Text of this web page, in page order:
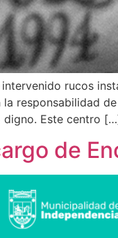
rucos
responsabilidad
digno. Este centro
de